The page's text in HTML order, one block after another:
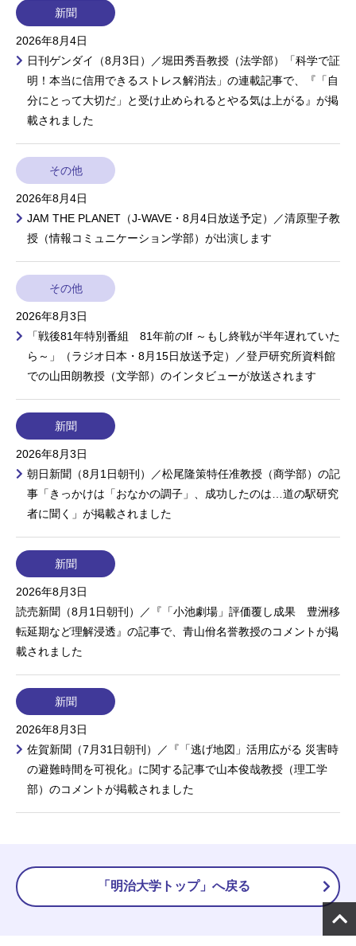
新聞
2026年8月4日
日刊ゲンダイ（8月3日）／堀田秀吾教授（法学部）「科学で証
明！本当に信用できるストレス解消法」の連載記事で、『「自
分にとって大切だ」と受け止められるとやる気は上がる』が掲
載されました
その他
2026年8月4日
JAM THE PLANET（J-WAVE・8月4日放送予定）／清原聖子教
授（情報コミュニケーション学部）が出演します
その他
2026年8月3日
「戦後81年特別番組 81年前のIf ～もし終戦が半年遅れていた
ら～」（ラジオ日本・8月15日放送予定）／登戸研究所資料館
での山田朗教授（文学部）のインタビューが放送されます
新聞
2026年8月3日
朝日新聞（8月1日朝刊）／松尾隆策特任准教授（商学部）の記
事「きっかけは「おなかの調子」、成功したのは…道の駅研究
者に聞く」が掲載されました
新聞
2026年8月3日
読売新聞（8月1日朝刊）／『「小池劇場」評価覆し成果 豊洲移
転延期など理解浸透』の記事で、青山佾名誉教授のコメントが掲
載されました
新聞
2026年8月3日
佐賀新聞（7月31日朝刊）／『「逃げ地図」活用広がる 災害時
の避難時間を可視化』に関する記事で山本俊哉教授（理工学
部）のコメントが掲載されました
「明治大学トップ」へ戻る